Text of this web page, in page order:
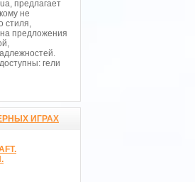
предлагает
не
стиля,
предложения
гели
ИГРАХ